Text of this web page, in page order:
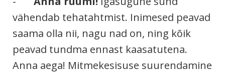
vähendab tehatahtmist. Inimesed peavad
saama olla nii, nagu nad on, ning kõik
peavad tundma ennast kaasatutena.
Anna aega! Mitmekesisuse suurendamine